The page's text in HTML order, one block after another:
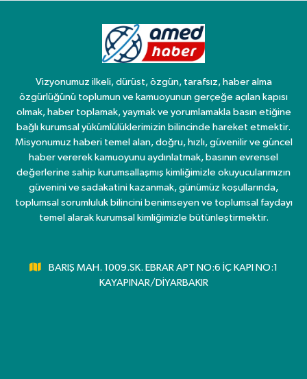
Vizyonumuz ilkeli, dürüst, özgün, tarafsız, haber alma
özgürlüğünü toplumun ve kamuoyunun gerçeğe açılan kapısı
olmak, haber toplamak, yaymak ve yorumlamakla basın etiğine
bağlı kurumsal yükümlülüklerimizin bilincinde hareket etmektir.
Misyonumuz haberi temel alan, doğru, hızlı, güvenilir ve güncel
haber vererek kamuoyunu aydınlatmak, basının evrensel
değerlerine sahip kurumsallaşmış kimliğimizle okuyucularımızın
güvenini ve sadakatini kazanmak, günümüz koşullarında,
toplumsal sorumluluk bilincini benimseyen ve toplumsal faydayı
temel alarak kurumsal kimliğimizle bütünleştirmektir.
BARIŞ MAH. 1009.SK. EBRAR APT NO:6 İÇ KAPI NO:1
KAYAPINAR/DİYARBAKIR